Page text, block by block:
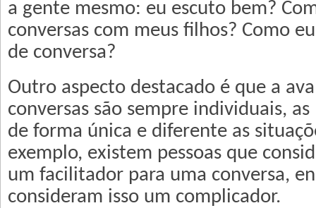
a gente mesmo: eu escuto bem?
conversas com meus filhos? Como
de conversa?
Outro aspecto destacado é que a
conversas são sempre individuais,
de forma única e diferente as
exemplo, existem pessoas que
um facilitador para uma conversa,
consideram isso um complicador.